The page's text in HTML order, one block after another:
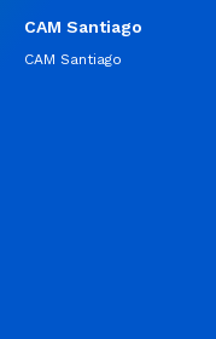
CAM Santiago
CAM Santiago